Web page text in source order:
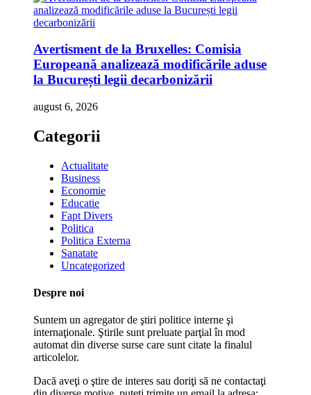
Avertisment de la Bruxelles: Comisia
Europeană analizează modificările aduse
la București legii decarbonizării
august 6, 2026
Categorii
Actualitate
Business
Economie
Educatie
Fapt Divers
Politica
Politica Externa
Sanatate
Uncategorized
Despre noi
Suntem un agregator de ştiri politice interne şi
internaţionale. Ştirile sunt preluate parţial în mod
automat din diverse surse care sunt citate la finalul
articolelor.
Dacă aveţi o ştire de interes sau doriţi să ne contactaţi